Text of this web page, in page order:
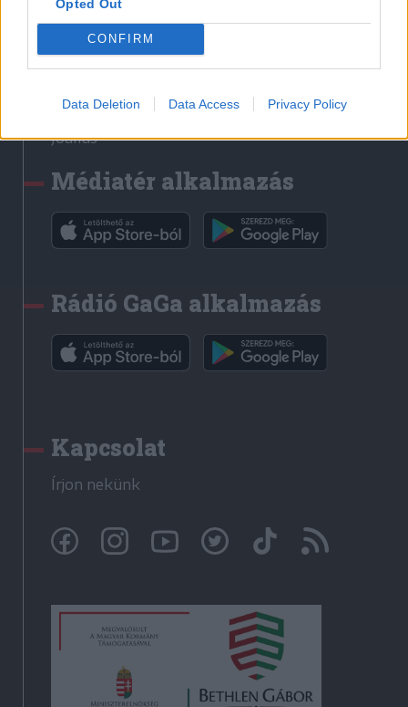
Opted Out
CONFIRM
Data Deletion Data Access Privacy Policy
Bihari Napló
Erdélyi Napló
Főtér
Rádió GaGa
Jóállás
Médiatér alkalmazás
Rádió GaGa alkalmazás
Kapcsolat
Írjon nekünk